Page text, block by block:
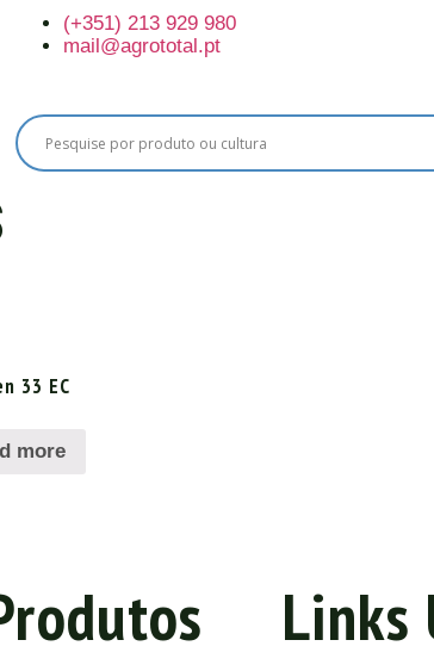
(+351) 213 929 980
mail@agrototal.pt
33 EC
more
Links